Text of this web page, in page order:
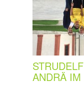
ANDRÄ IM